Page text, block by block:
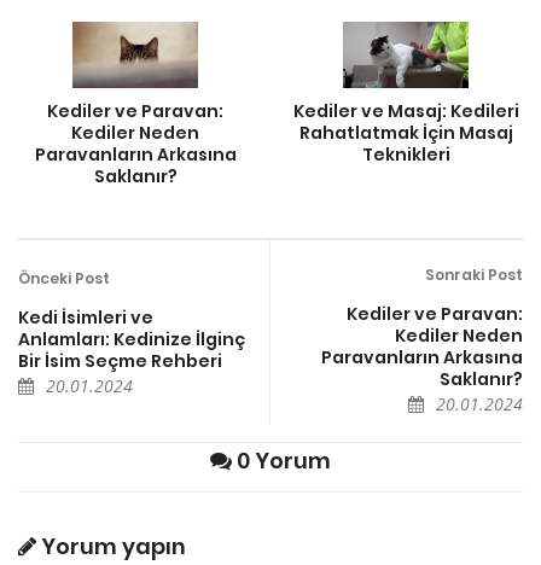
Kediler ve Paravan:
Kediler Neden
Paravanların Arkasına
Saklanır?
Kediler ve Masaj: Kedileri
Rahatlatmak İçin Masaj
Teknikleri
Önceki Post
Kedi İsimleri ve
Anlamları: Kedinize İlginç
Bir İsim Seçme Rehberi
20.01.2024
Sonraki Post
Kediler ve Paravan:
Kediler Neden
Paravanların Arkasına
Saklanır?
20.01.2024
0 Yorum
Yorum yapın